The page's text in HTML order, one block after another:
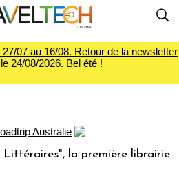
07 au 16/08. Retour de la newsletter
24/08/2026. Bel été !
la première librairie du